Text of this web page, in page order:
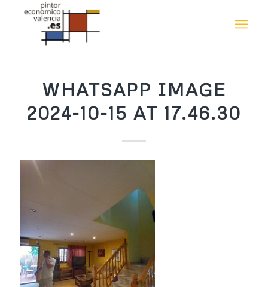
WHATSAPP IMAGE
2024-10-15 AT 17.46.30